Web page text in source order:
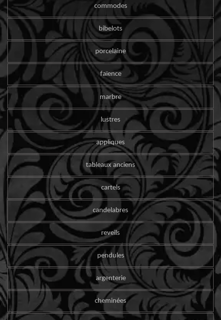
commodes
bibelots
porcelaine
faïence
marbre
lustres
appliques
tableaux anciens
cartels
candelabres
reveils
pendules
argenterie
cheminées